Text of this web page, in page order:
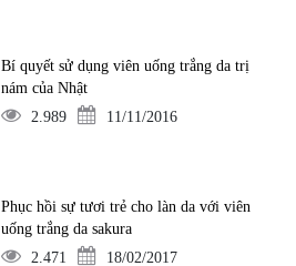
Bí quyết sử dụng viên uống trắng da trị
nám của Nhật
2.989
11/11/2016
Phục hồi sự tươi trẻ cho làn da với viên
uống trắng da sakura
2.471
18/02/2017